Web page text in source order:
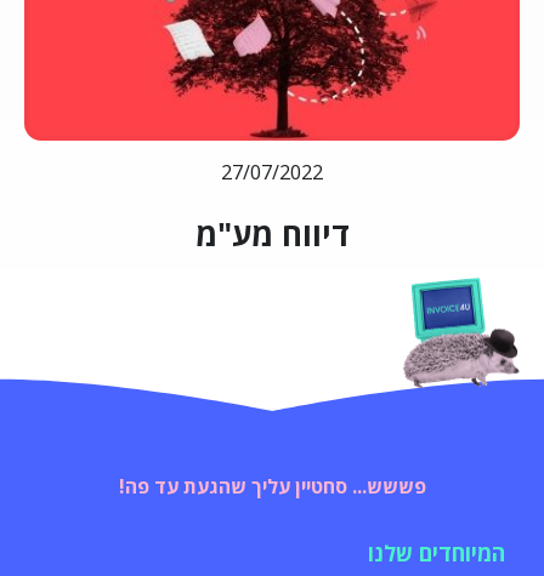
27/07/2022
דיווח מע"מ
פששש... סחטיין עליך שהגעת עד פה!
המיוחדים שלנו